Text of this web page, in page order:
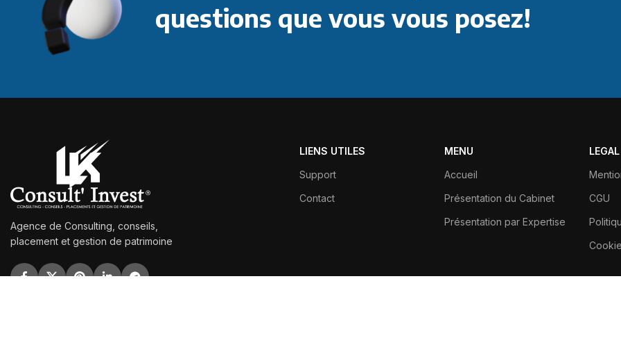
questions que vous vous posez!
Agence de Consulting, conseils,
placement et gestion de patrimoine
LIENS UTILES
Support
Contact
MENU
Accueil
Présentation du Cabinet
Présentation par Expertise
LEGAL
CGU